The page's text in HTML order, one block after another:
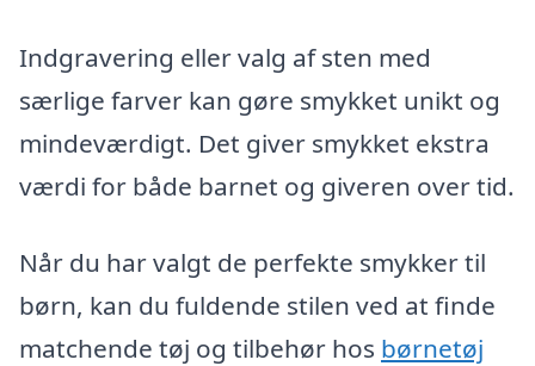
Indgravering eller valg af sten med
særlige farver kan gøre smykket unikt og
mindeværdigt. Det giver smykket ekstra
værdi for både barnet og giveren over tid.
Når du har valgt de perfekte smykker til
børn, kan du fuldende stilen ved at finde
matchende tøj og tilbehør hos børnetøj